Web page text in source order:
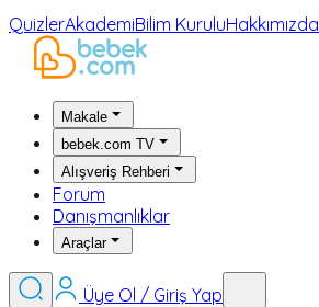
QuizlerAkademiBilim KuruluHakkımızda
Makale
bebek.com TV
Alışveriş Rehberi
Forum
Danışmanlıklar
Araçlar
Üye Ol / Giriş Yap